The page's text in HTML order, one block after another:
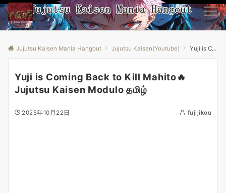
Menu
Jujutsu Kaisen Mania Hangout Jujutsu Kaisen(Youtube) Yuji is Coming Back to Kill Mahito🔥Jujutsu Kaisen Modulo தமிழ்
Yuji is Coming Back to Kill Mahito🔥
Jujutsu Kaisen Modulo தமிழ்
2025年10月22日 fujijikou